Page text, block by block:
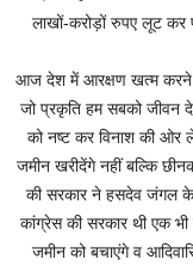
लाखों-करोड़ों रुपए लूट
आज देश में आरक्षण खत्म करने
जो प्रकृति हम सबको
को नष्ट कर विनाश की ओर
जमीन खरीदेंगे नहीं बल्कि
की सरकार ने हसदेव जंगल
कांग्रेस की सरकार थी एक
जमीन को बचाएंगे व